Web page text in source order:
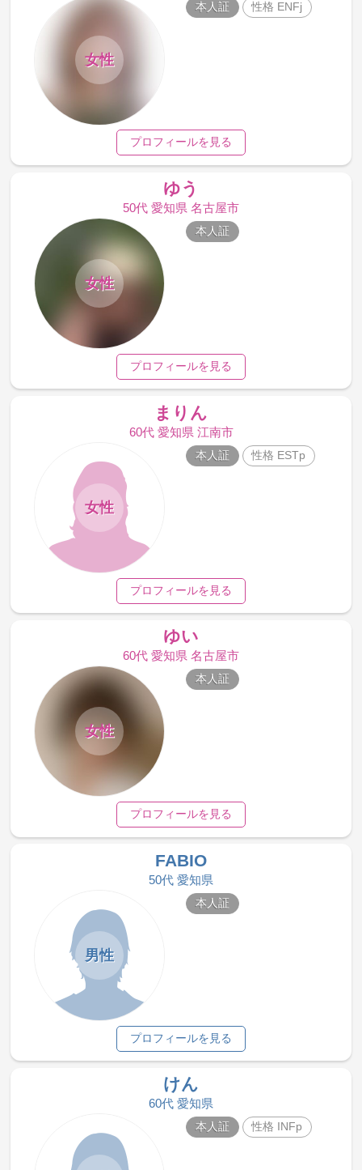
女性
本人証 性格 ENFj
プロフィールを見る
ゆう
50代 愛知県 名古屋市
女性
本人証
プロフィールを見る
まりん
60代 愛知県 江南市
女性
本人証 性格 ESTp
プロフィールを見る
ゆい
60代 愛知県 名古屋市
女性
本人証
プロフィールを見る
FABIO
50代 愛知県
男性
本人証
プロフィールを見る
けん
60代 愛知県
本人証 性格 INFp